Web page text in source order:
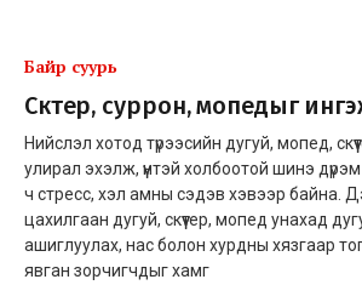
Байр суурь
Скүүтер, суррон, мопедыг
Нийслэл хотод түрээсийн дугуй, мопед,
улирал эхэлж, үүнтэй холбоотой шинэ
ч стресс, хэл амны сэдэв хэвээр байна.
цахилгаан дугуй, скүүтер, мопед унахад
ашиглуулах, нас болон хурдны хязгаар
явган зорчигчдыг хамг